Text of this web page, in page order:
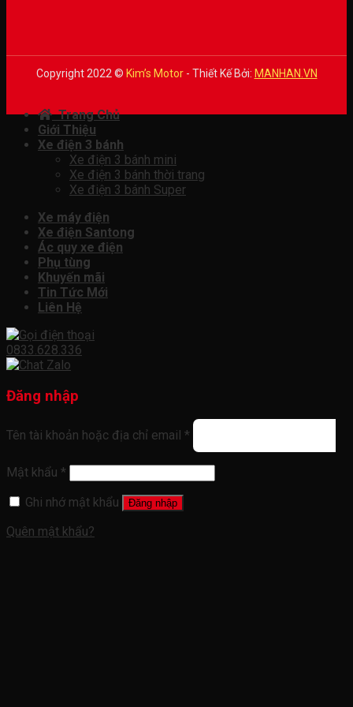
Copyright 2022 © Kim’s Motor- Thiết Kế Bởi: MANHAN.VN
Trang Chủ
Giới Thiệu
Xe điện 3 bánh
Xe điện 3 bánh mini
Xe điện 3 bánh thời trang
Xe điện 3 bánh Super
Xe máy điện
Xe điện Santong
Ác quy xe điện
Phụ tùng
Khuyến mãi
Tin Tức Mới
Liên Hệ
0833.628.336
Đăng nhập
Tên tài khoản hoặc địa chỉ email *
Mật khẩu *
Ghi nhớ mật khẩu
Đăng nhập
Quên mật khẩu?